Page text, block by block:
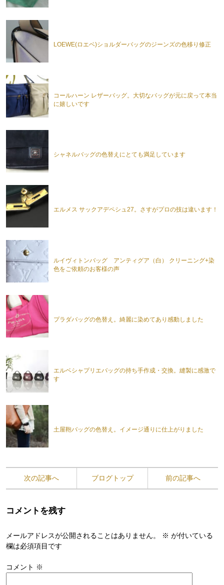
LOEWE(ロエベ)ショルダーバッグのジーンズの色移り修正
コールハーン レザーバッグ。大切なバッグが元に戻って本当
に嬉しいです
シャネルバッグの色替えにとても満足しています
エルメス サックアデペシュ27。さすがプロの技は違います！
ルイヴィトンバッグ アンティグア（白） クリーニング+染
色をご依頼のお客様の声
プラダバッグの色替え。綺麗に染めてあり感動しました
エルベシャプリエバッグの持ち手作成・交換。縫製に感激で
す
土屋鞄バッグの色替え。イメージ通りに仕上がりました
次の記事へ ブログトップ 前の記事へ
コメントを残す
メールアドレスが公開されることはありません。 ※ が付いている
欄は必須項目です
コメント ※